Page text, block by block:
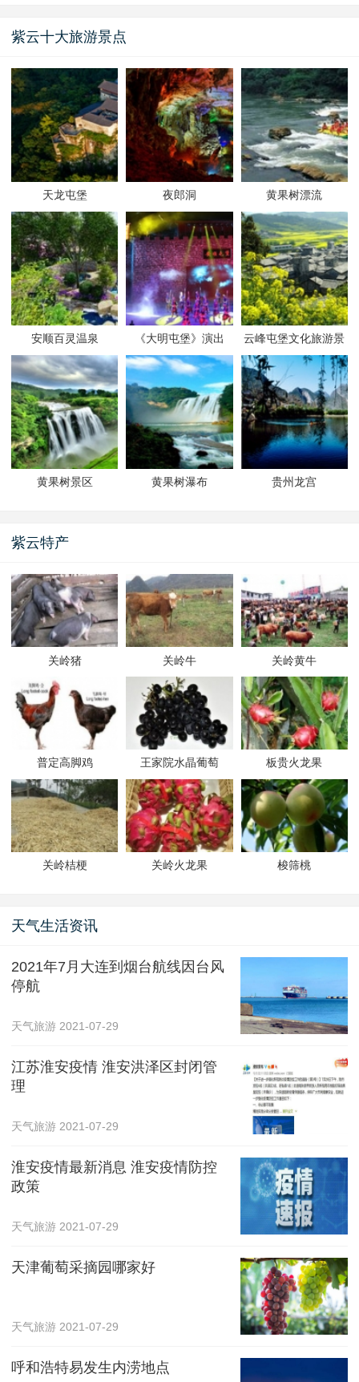
紫云十大旅游景点
天龙屯堡 夜郎洞 黄果树漂流
安顺百灵温泉 《大明屯堡》演出
云峰屯堡文化旅游景
区
黄果树景区 黄果树瀑布 贵州龙宫
紫云特产
关岭猪 关岭牛 关岭黄牛
普定高脚鸡 王家院水晶葡萄 板贵火龙果
关岭桔梗 关岭火龙果 梭筛桃
天气生活资讯
2021年7月大连到烟台航线因台风
停航
天气旅游 2021-07-29
江苏淮安疫情 淮安洪泽区封闭管
理
天气旅游 2021-07-29
淮安疫情最新消息 淮安疫情防控
政策
天气旅游 2021-07-29
天津葡萄采摘园哪家好
天气旅游 2021-07-29
呼和浩特易发生内涝地点